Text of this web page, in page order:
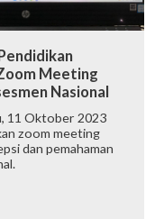
Meeting
Nasional
11 Oktober 2023
zoom meeting
dan pemahaman